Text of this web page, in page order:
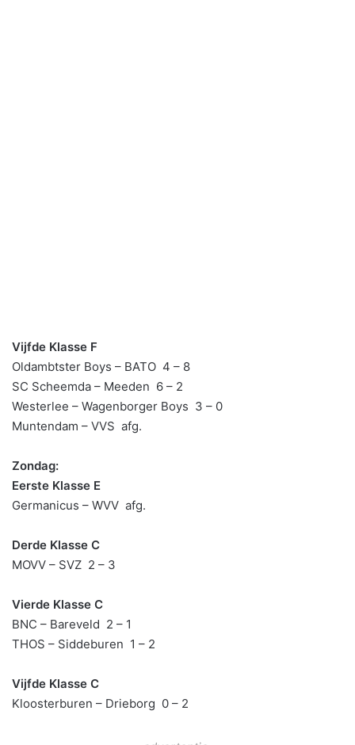
Vijfde Klasse F
Oldambtster Boys – BATO 4 – 8
SC Scheemda – Meeden 6 – 2
Westerlee – Wagenborger Boys 3 – 0
Muntendam – VVS afg.
Zondag:
Eerste Klasse E
Germanicus – WVV afg.
Derde Klasse C
MOVV – SVZ 2 – 3
Vierde Klasse C
BNC – Bareveld 2 – 1
THOS – Siddeburen 1 – 2
Vijfde Klasse C
Kloosterburen – Drieborg 0 – 2